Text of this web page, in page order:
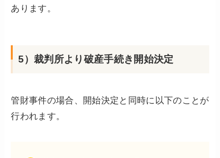
あります。
5）裁判所より破産手続き開始決定
管財事件の場合、開始決定と同時に以下のことが
行われます。